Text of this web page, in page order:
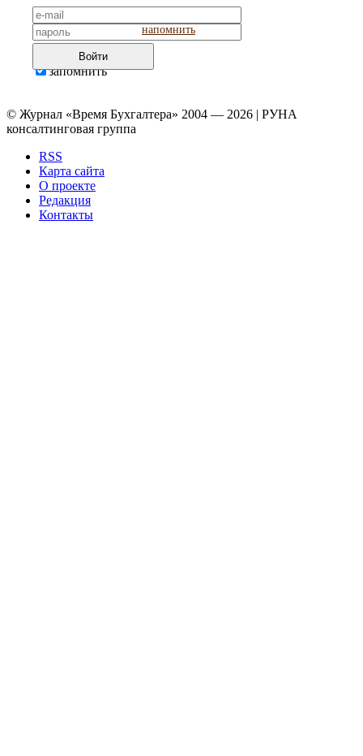
напомнить
Войти
запомнить
© Журнал «Время Бухгалтера» 2004 — 2026 | РУНА
консалтинговая группа
RSS
Карта сайта
О проекте
Редакция
Контакты